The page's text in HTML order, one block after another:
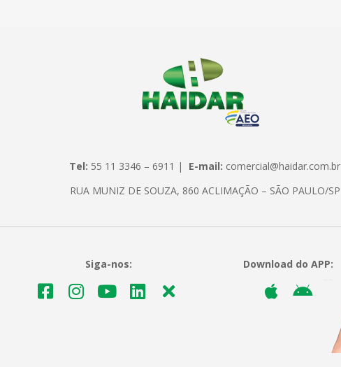
Tel: 55 11 3346 – 6911 | E-mail: comercial@haidar.com.br
RUA MUNIZ DE SOUZA, 860 ACLIMAÇÃO – SÃO PAULO/SP
Siga-nos: Download do APP: